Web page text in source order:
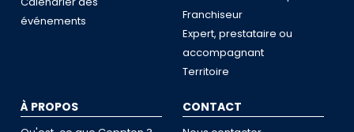
événements
Franchiseur
Expert, prestataire ou
accompagnant
Territoire
À PROPOS CONTACT